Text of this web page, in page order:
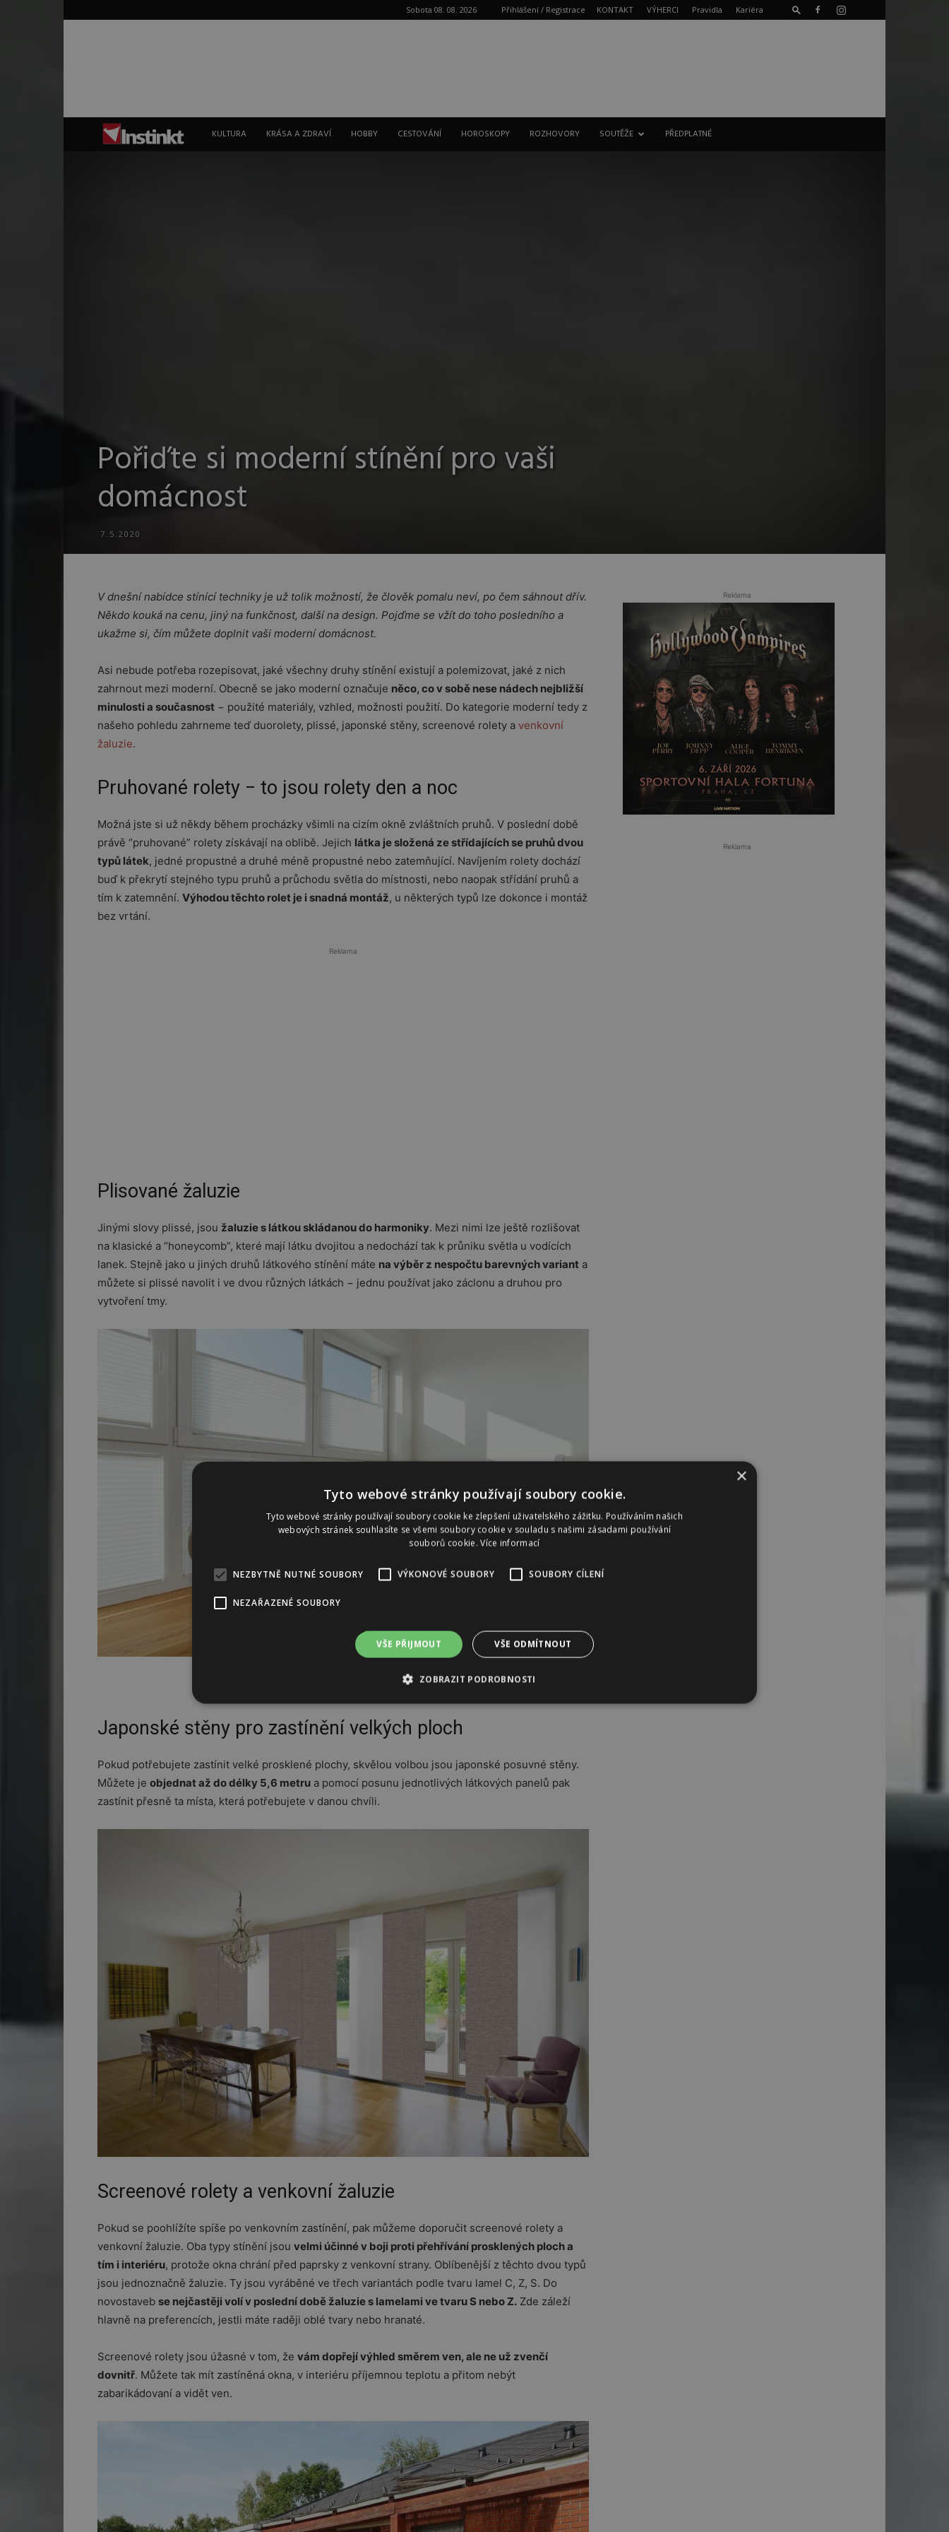
Sobota 08. 08. 2026 Přihlášení / Registrace KONTAKT VÝHERCI Pravidla Kariéra
Instinkt
KULTURA KRÁSA A ZDRAVÍ HOBBY CESTOVÁNÍ HOROSKOPY ROZHOVORY SOUTĚŽE PŘEDPLATNÉ
Pořiďte si moderní stínění pro vaši
domácnost
7.5.2020
V dnešní nabídce stínící techniky je už tolik možností, že člověk pomalu neví, po čem sáhnout dřív.
Někdo kouká na cenu, jiný na funkčnost, další na design. Pojďme se vžít do toho posledního a
ukažme si, čím můžete doplnit vaši moderní domácnost.
Asi nebude potřeba rozepisovat, jaké všechny druhy stínění existují a polemizovat, jaké z nich
zahrnout mezi moderní. Obecně se jako moderní označuje něco, co v sobě nese nádech nejbližší
minulosti a současnost − použité materiály, vzhled, možnosti použití. Do kategorie moderní tedy z
našeho pohledu zahrneme teď duorolety, plissé, japonské stěny, screenové rolety a venkovní
žaluzie.
Pruhované rolety − to jsou rolety den a noc
Možná jste si už někdy během procházky všimli na cizím okně zvláštních pruhů. V poslední době
právě “pruhované” rolety získávají na oblibě. Jejich látka je složená ze střídajících se pruhů dvou
typů látek, jedné propustné a druhé méně propustné nebo zatemňující. Navíjením rolety dochází
buď k překrytí stejného typu pruhů a průchodu světla do místnosti, nebo naopak střídání pruhů a
tím k zatemnění. Výhodou těchto rolet je i snadná montáž, u některých typů lze dokonce i montáž
bez vrtání.
Reklama
Plisované žaluzie
Jinými slovy plissé, jsou žaluzie s látkou skládanou do harmoniky. Mezi nimi lze ještě rozlišovat
na klasické a “honeycomb”, které mají látku dvojitou a nedochází tak k průniku světla u vodících
lanek. Stejně jako u jiných druhů látkového stínění máte na výběr z nespočtu barevných variant a
můžete si plissé navolit i ve dvou různých látkách − jednu používat jako záclonu a druhou pro
vytvoření tmy.
Japonské stěny pro zastínění velkých ploch
Pokud potřebujete zastínit velké prosklené plochy, skvělou volbou jsou japonské posuvné stěny.
Můžete je objednat až do délky 5,6 metru a pomocí posunu jednotlivých látkových panelů pak
zastínit přesně ta místa, která potřebujete v danou chvíli.
Screenové rolety a venkovní žaluzie
Pokud se poohlížíte spíše po venkovním zastínění, pak můžeme doporučit screenové rolety a
venkovní žaluzie. Oba typy stínění jsou velmi účinné v boji proti přehřívání prosklených ploch a
tím i interiéru, protože okna chrání před paprsky z venkovní strany. Oblíbenější z těchto dvou typů
jsou jednoznačně žaluzie. Ty jsou vyráběné ve třech variantách podle tvaru lamel C, Z, S. Do
novostaveb se nejčastěji volí v poslední době žaluzie s lamelami ve tvaru S nebo Z. Zde záleží
hlavně na preferencích, jestli máte raději oblé tvary nebo hranaté.
Screenové rolety jsou úžasné v tom, že vám dopřejí výhled směrem ven, ale ne už zvenčí
dovnitř. Můžete tak mít zastíněná okna, v interiéru příjemnou teplotu a přitom nebýt
zabarikádovaní a vidět ven.
Reklama
Reklama
×
Tyto webové stránky používají soubory cookie.
Tyto webové stránky používají soubory cookie ke zlepšení uživatelského zážitku. Používáním našich
webových stránek souhlasíte se všemi soubory cookie v souladu s našimi zásadami používání
souborů cookie.Více informací
NEZBYTNĚ NUTNÉ SOUBORY VÝKONOVÉ SOUBORY SOUBORY CÍLENÍ
NEZAŘAZENÉ SOUBORY
VŠE PŘIJMOUT VŠE ODMÍTNOUT
ZOBRAZIT PODROBNOSTI